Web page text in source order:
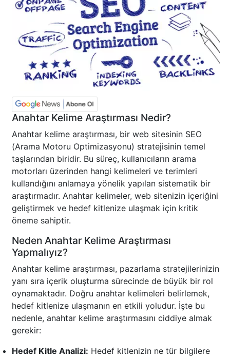
Anahtar Kelime Araştırması Nedir?
Anahtar kelime araştırması, bir web sitesinin SEO
(Arama Motoru Optimizasyonu) stratejisinin temel
taşlarından biridir. Bu süreç, kullanıcıların arama
motorları üzerinden hangi kelimeleri ve terimleri
kullandığını anlamaya yönelik yapılan sistematik bir
araştırmadır. Anahtar kelimeler, web sitenizin içeriğini
geliştirmek ve hedef kitlenize ulaşmak için kritik
öneme sahiptir.
Neden Anahtar Kelime Araştırması
Yapmalıyız?
Anahtar kelime araştırması, pazarlama stratejilerinizin
yanı sıra içerik oluşturma sürecinde de büyük bir rol
oynamaktadır. Doğru anahtar kelimeleri belirlemek,
hedef kitlenize ulaşmanın en etkili yoludur. İşte bu
nedenle, anahtar kelime araştırmasını ciddiye almak
gerekir:
Hedef Kitle Analizi: Hedef kitlenizin ne tür bilgilere